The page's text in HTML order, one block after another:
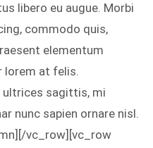
libero eu augue. Morbi
commodo quis,
elementum
lorem at felis.
ultrices sagittis, mi
nunc sapien ornare nisl.
vc_row][vc_row